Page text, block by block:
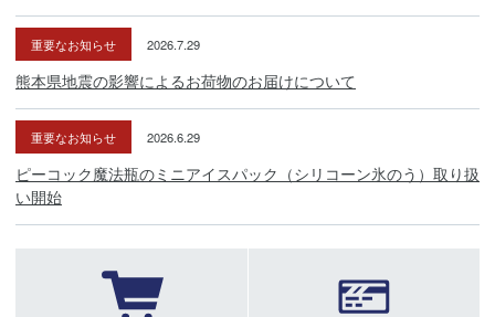
重要なお知らせ 2026.7.29
熊本県地震の影響によるお荷物のお届けについて
重要なお知らせ 2026.6.29
ピーコック魔法瓶のミニアイスパック（シリコーン氷のう）取り扱
い開始